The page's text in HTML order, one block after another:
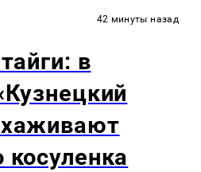
42 минуты назад
в